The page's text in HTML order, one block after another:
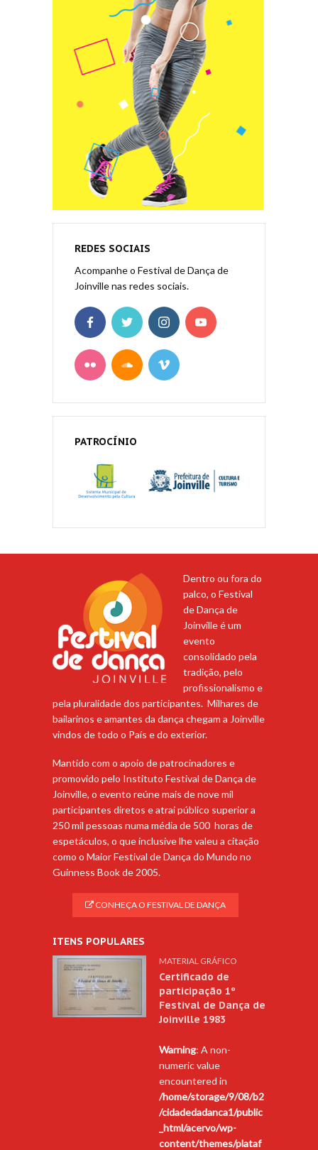
REDES SOCIAIS
Acompanhe o Festival de Dança de
Joinville nas redes sociais.
PATROCÍNIO
Dentro ou fora do
palco, o Festival
de Dança de
Joinville é um
evento
consolidado pela
tradição, pelo
profissionalismo e
pela pluralidade dos participantes. Milhares de
bailarinos e amantes da dança chegam a Joinville
vindos de todo o País e do exterior.
Mantido com o apoio de patrocinadores e
promovido pelo Instituto Festival de Dança de
Joinville, o evento reúne mais de nove mil
participantes diretos e atrai público superior a
250 mil pessoas numa média de 500 horas de
espetáculos, o que inclusive lhe valeu a citação
como o Maior Festival de Dança do Mundo no
Guinness Book de 2005.
CONHEÇA O FESTIVAL DE DANÇA
ITENS POPULARES
MATERIAL GRÁFICO
Certificado de
participação 1º
Festival de Dança de
Joinville 1983
Warning: A non-
numeric value
encountered in
/home/storage/9/08/b2
/cidadedadanca1/public
_html/acervo/wp-
content/themes/plataf